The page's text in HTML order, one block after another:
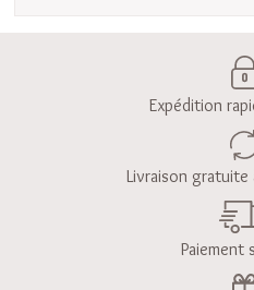
Expédition
Livraison
Paiement